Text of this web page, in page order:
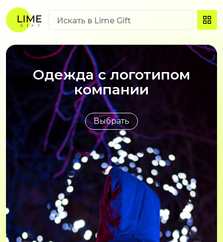
Одежда с логотипом
компании
Выбрать
Брендированная
электроника
Выбрать
Концелярия с логотипом
Выбрать